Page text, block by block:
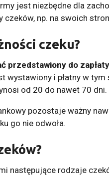
jest niezbędne dla
czeków, np. na swoich
czeku?
przedstawiony do
wystawiony i płatny w
od 20 do nawet 70 dni.
pozostaje ważny
go nie odwoła.
następujące rodzaje